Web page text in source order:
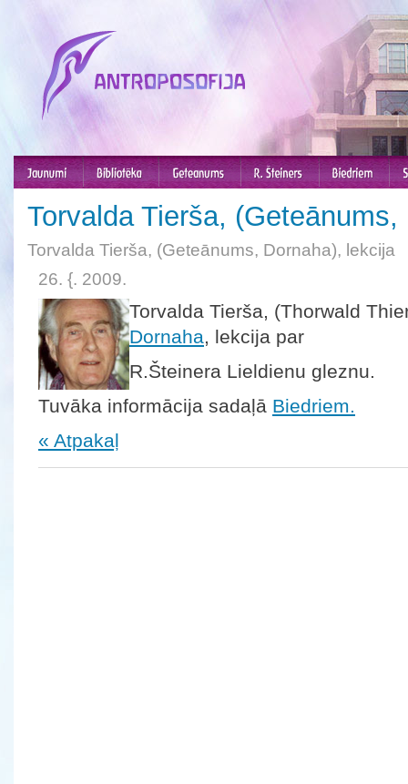
Torvalda Tierša,
Torvalda Tierša, (Geteānums, Dornaha), lekcija
26. {. 2009.
Torvalda Tierša, (Thorwald
Dornaha, lekcija par
R.Šteinera Lieldienu gleznu.
Tuvāka informācija sadaļā Biedriem.
« Atpakaļ